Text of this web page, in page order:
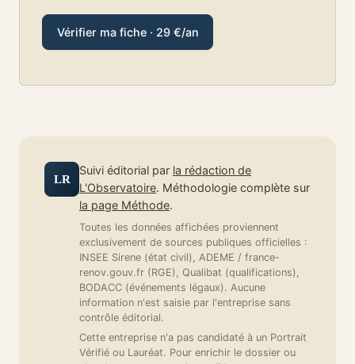
Vérifier ma fiche · 29 €/an
LR
Suivi éditorial par la rédaction de
L'Observatoire. Méthodologie complète sur
la page Méthode.
Toutes les données affichées proviennent
exclusivement de sources publiques officielles :
INSEE Sirene (état civil), ADEME / france-
renov.gouv.fr (RGE), Qualibat (qualifications),
BODACC (événements légaux). Aucune
information n'est saisie par l'entreprise sans
contrôle éditorial.
Cette entreprise n'a pas candidaté à un Portrait
Vérifié ou Lauréat. Pour enrichir le dossier ou